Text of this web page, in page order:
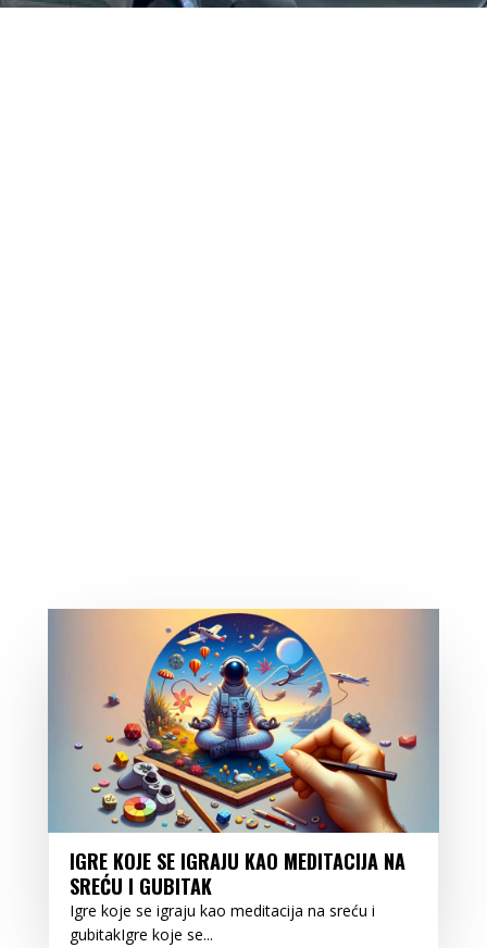
IGRE KOJE SE IGRAJU KAO MEDITACIJA NA
SREĆU I GUBITAK
Igre koje se igraju kao meditacija na sreću i
gubitakIgre koje se...